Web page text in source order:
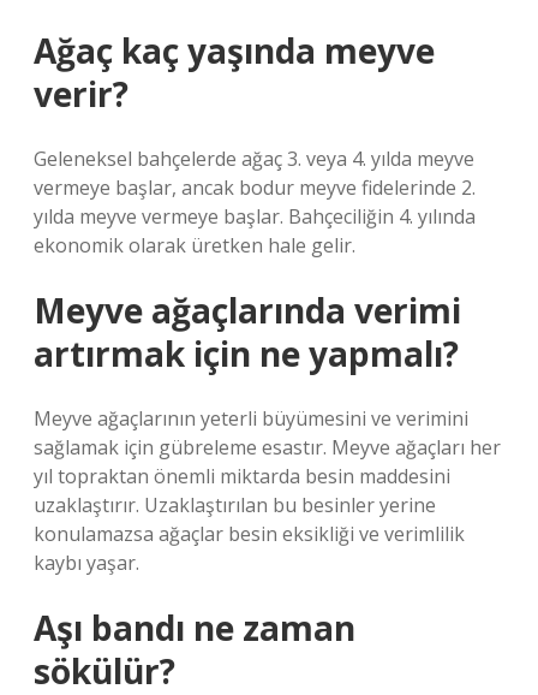
Ağaç kaç yaşında meyve
verir?
Geleneksel bahçelerde ağaç 3. veya 4. yılda meyve
vermeye başlar, ancak bodur meyve fidelerinde 2.
yılda meyve vermeye başlar. Bahçeciliğin 4. yılında
ekonomik olarak üretken hale gelir.
Meyve ağaçlarında verimi
artırmak için ne yapmalı?
Meyve ağaçlarının yeterli büyümesini ve verimini
sağlamak için gübreleme esastır. Meyve ağaçları her
yıl topraktan önemli miktarda besin maddesini
uzaklaştırır. Uzaklaştırılan bu besinler yerine
konulamazsa ağaçlar besin eksikliği ve verimlilik
kaybı yaşar.
Aşı bandı ne zaman
sökülür?